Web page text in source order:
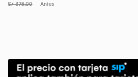
S/ 378.00 Antes